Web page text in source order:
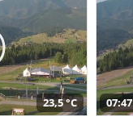
23,5 °C 07:47